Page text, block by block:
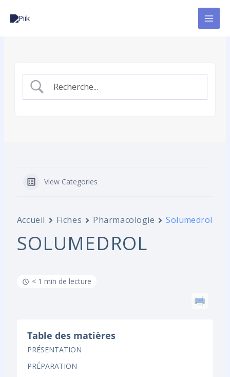
View Categories
Accueil Fiches Pharmacologie Solumedrol
SOLUMEDROL
< 1 min de lecture
Table des matières
PRÉSENTATION
PRÉPARATION